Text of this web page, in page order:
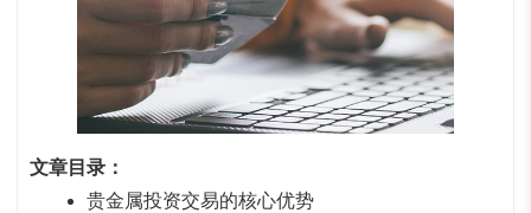
文章目录：
贵金属投资交易的核心优势